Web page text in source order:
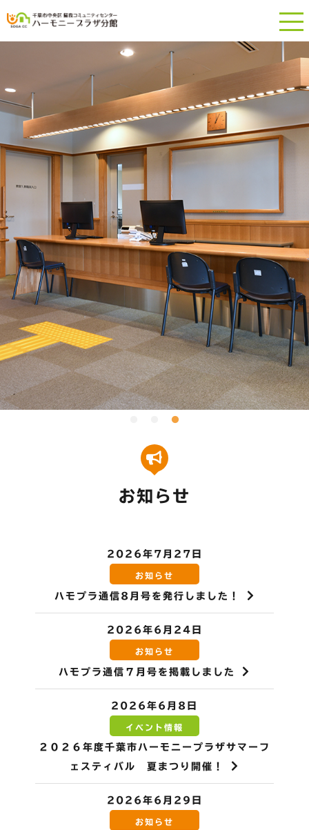
お知らせ
2026年7月27日
お知らせ
ハモプラ通信8月号を発行しました！
2026年6月24日
お知らせ
ハモプラ通信７月号を掲載しました
2026年6月8日
イベント情報
２０２６年度千葉市ハーモニープラザサマーフ
ェスティバル 夏まつり開催！
2026年6月29日
お知らせ